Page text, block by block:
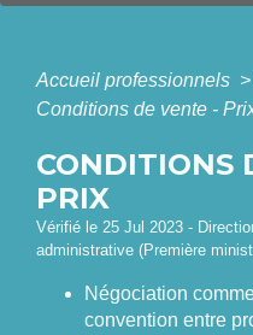
Accueil professionnels >
Conditions de vente -
CONDITIONS
PRIX
Vérifié le 25 Jul 2023 -
administrative (Première
Négociation
convention entre